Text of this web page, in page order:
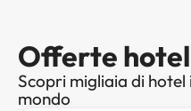
Offerte
Scopri migliaia di
mondo